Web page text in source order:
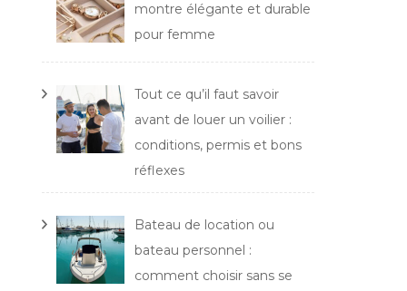
montre élégante et durable
pour femme
Tout ce qu’il faut savoir
avant de louer un voilier :
conditions, permis et bons
réflexes
Bateau de location ou
bateau personnel :
comment choisir sans se